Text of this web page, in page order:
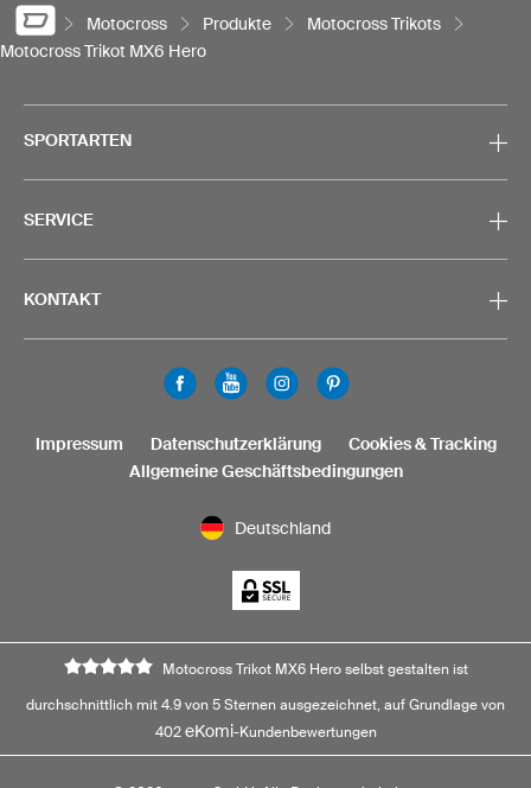
Motocross Produkte
Motocross Trikots
Motocross Trikot MX6 Hero
SPORTARTEN
SERVICE
KONTAKT
Deutschland
Impressum Datenschutzerklärung
Cookies & Tracking
Allgemeine Geschäftsbedingungen
Motocross Trikot MX6 Hero selbst gestalten ist
durchschnittlich mit 4.9 von 5 Sternen ausgezeichnet, auf Grundlage von
402 eKomi-Kundenbewertungen